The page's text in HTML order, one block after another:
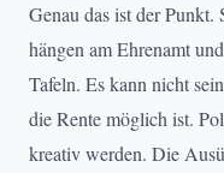
Genau das ist der
hängen am Ehrenamt
Tafeln. Es kann nicht
die Rente möglich ist.
kreativ werden. Die